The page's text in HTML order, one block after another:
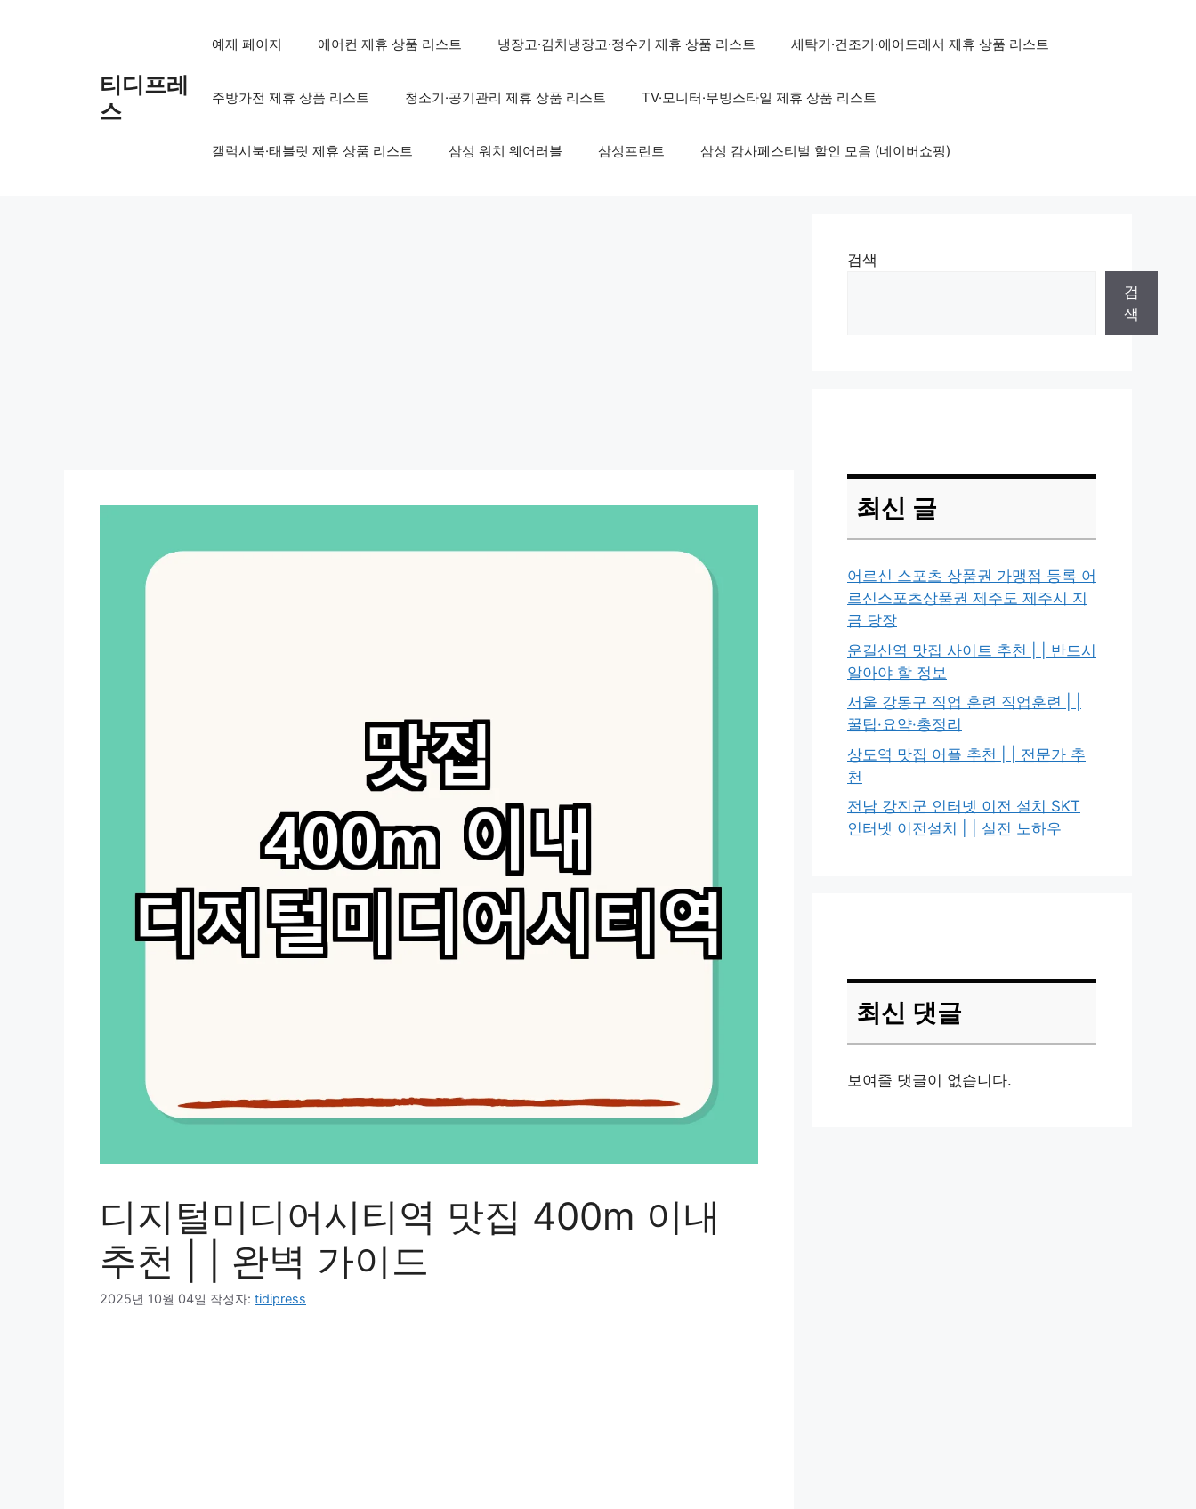
티디프레
스
예제 페이지 에어컨 제휴 상품 리스트 냉장고·김치냉장고·정수기 제휴 상품 리스트 세탁기·건조기·에어드레서 제휴 상품 리스트
주방가전 제휴 상품 리스트 청소기·공기관리 제휴 상품 리스트 TV·모니터·무빙스타일 제휴 상품 리스트
갤럭시북·태블릿 제휴 상품 리스트 삼성 워치 웨어러블 삼성프린트 삼성 감사페스티벌 할인 모음 (네이버쇼핑)
디지털미디어시티역 맛집 400m 이내
추천 | | 완벽 가이드
2025년 10월 04일 작성자: tidipress
검색
검
색
최신 글
어르신 스포츠 상품권 가맹점 등록 어
르신스포츠상품권 제주도 제주시 지
금 당장
운길산역 맛집 사이트 추천 | | 반드시
알아야 할 정보
서울 강동구 직업 훈련 직업훈련 | |
꿀팁·요약·총정리
상도역 맛집 어플 추천 | | 전문가 추
천
전남 강진군 인터넷 이전 설치 SKT
인터넷 이전설치 | | 실전 노하우
최신 댓글
보여줄 댓글이 없습니다.